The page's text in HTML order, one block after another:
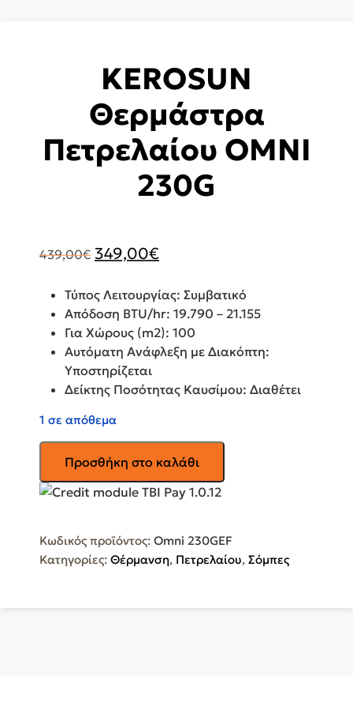
KEROSUN
Θερμάστρα
Πετρελαίου OMNI
230G
439,00€ price
439,00€.
349,00€τρέχουσα
είναι:
349,00€.
Τύπος Λειτουργίας: Συμβατικό
Απόδοση BTU/hr: 19.790 – 21.155
Για Χώρους (m2): 100
Αυτόματη Ανάφλεξη με Διακόπτη:
Υποστηρίζεται
Δείκτης Ποσότητας Καυσίμου: Διαθέτει
1 σε απόθεμα
Θερμάστρα
Πετρελαίου
ποσότητα
Προσθήκη στο καλάθι
Κωδικός προϊόντος: Omni 230GEF
Κατηγορίες: Θέρμανση, Πετρελαίου, Σόμπες